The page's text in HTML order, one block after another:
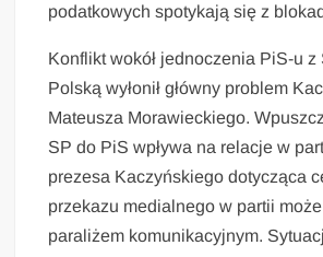
podatkowych spotykają się z
Konflikt wokół jednoczenia PiS-u z
Polską wyłonił główny problem
Mateusza Morawieckiego.
SP do PiS wpływa na relacje w
prezesa Kaczyńskiego dotycząca
przekazu medialnego w partii
paraliżem komunikacyjnym.